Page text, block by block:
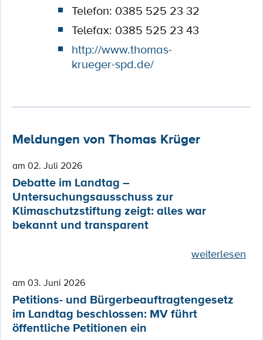
Telefon: 0385 525 23 32
Telefax: 0385 525 23 43
http://www.thomas-
krueger-spd.de/
Meldungen von Thomas Krüger
am 02. Juli 2026
Debatte im Landtag –
Untersuchungsausschuss zur
Klimaschutzstiftung zeigt: alles war
bekannt und transparent
weiterlesen
am 03. Juni 2026
Petitions- und Bürgerbeauftragtengesetz
im Landtag beschlossen: MV führt
öffentliche Petitionen ein